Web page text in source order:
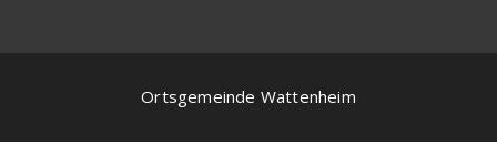
Ortsgemeinde Wattenheim